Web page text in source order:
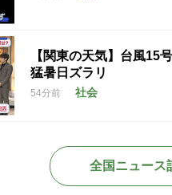
【関東の天気】台風
猛暑日ズラリ
54分前 社会
全国ニュース